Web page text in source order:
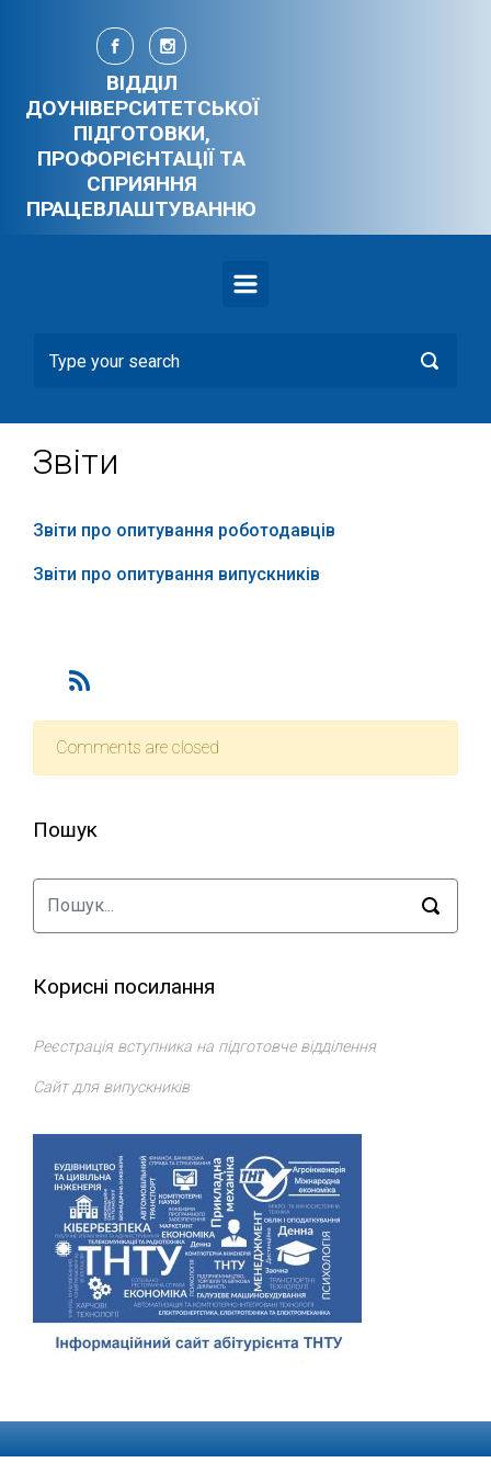
Skip to main content
ВІДДІЛ
ДОУНІВЕРСИТЕТСЬКОЇ
ПІДГОТОВКИ,
ПРОФОРІЄНТАЦІЇ ТА
СПРИЯННЯ
ПРАЦЕВЛАШТУВАННЮ
Звіти
Звіти про опитування роботодавців
Звіти про опитування випускників
Comments are closed
Пошук
Корисні посилання
Реєстрація вступника на підготовче відділення
Сайт для випускників